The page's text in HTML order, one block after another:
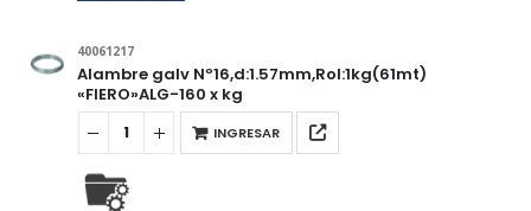
40061217
Alambre galv Nº16,d:1.57mm,Rol:1kg(61mt)
«FIERO»ALG-160 x kg
INGRESAR